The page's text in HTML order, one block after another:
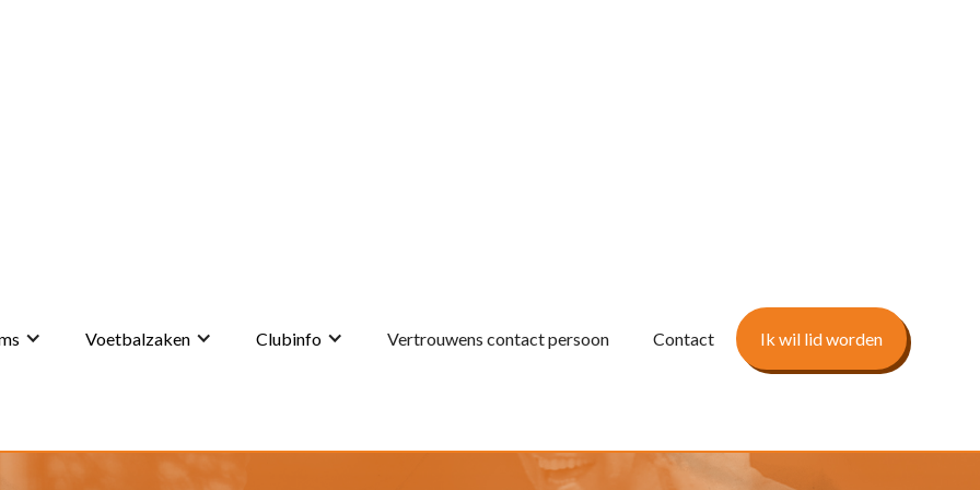
Voetbalzaken Clubinfo Vertrouwens contact persoon Contact Ik wil lid worden